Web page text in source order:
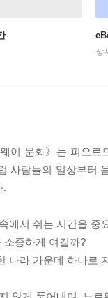
상
이 문화》는 피오
사람들의 일상부터
.
에서 쉬는 시간을 중
소중하게 여길까?
나라 가운데 하나로